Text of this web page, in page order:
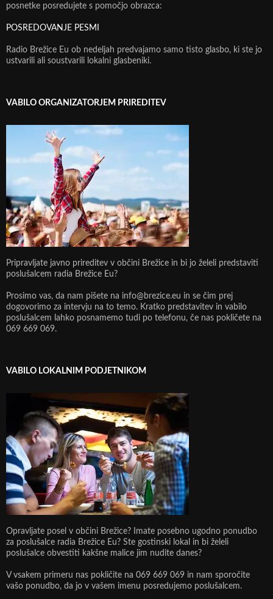
posnetke posredujete s pomočjo obrazca:
POSREDOVANJE PESMI
Radio Brežice Eu ob nedeljah predvajamo samo tisto glasbo, ki ste jo
ustvarili ali soustvarili lokalni glasbeniki.
VABILO ORGANIZATORJEM PRIREDITEV
Pripravljate javno prireditev v občini Brežice in bi jo želeli predstaviti
poslušalcem radia Brežice Eu?
Prosimo vas, da nam pišete na info@brezice.eu in se čim prej
dogovorimo za intervju na to temo. Kratko predstavitev in vabilo
poslušalcem lahko posnamemo tudi po telefonu, če nas pokličete na
069 669 069.
VABILO LOKALNIM PODJETNIKOM
Opravljate posel v občini Brežice? Imate posebno ugodno ponudbo
za poslušalce radia Brežice Eu? Ste gostinski lokal in bi želeli
poslušalce obvestiti kakšne malice jim nudite danes?
V vsakem primeru nas pokličite na 069 669 069 in nam sporočite
vašo ponudbo, da jo v vašem imenu posredujemo poslušalcem.